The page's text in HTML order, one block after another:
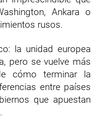
Ankara o
rusos.
la unidad europea
pero se vuelve más
cómo terminar la
entre países
que apuestan